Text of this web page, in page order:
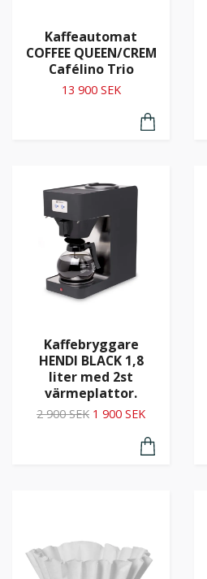
Kaffeautomat
COFFEE QUEEN/CREM
Cafélino Trio
13 900 SEK
Kaffebryggare
HENDI BLACK 1,8
liter med 2st
värmeplattor.
2 900 SEK 1 900 SEK